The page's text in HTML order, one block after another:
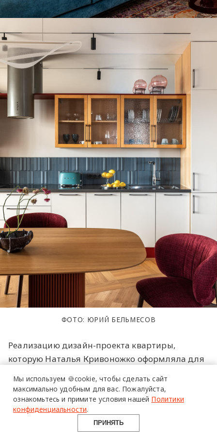
ФОТО: ЮРИЙ БЕЛЬМЕСОВ
Реализацию дизайн-проекта квартиры,
которую Наталья Кривоножко оформляла для
закончить ремонт предстояло до конца летних
каникул. Залитое естественным светом
помещение с ориентированными на две
стороны панорамными окнами требовало от
более 20 тысяч
специалистов читают
про дизайн
и архитектуру
в Telegram канале
Design Mate
Мы используем 🍪cookie, чтобы сделать сайт
максимально удобным для вас. Пожалуйста,
ознакомьтесь и примите условия нашей Политики
конфиденциальности.
ПРИНЯТЬ